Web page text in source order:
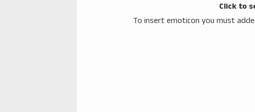
Click to
To insert emoticon you must